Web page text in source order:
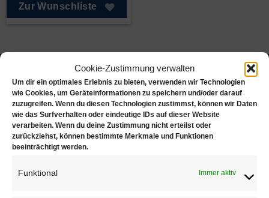
Cookie-Zustimmung verwalten
Um dir ein optimales Erlebnis zu bieten, verwenden wir Technologien
wie Cookies, um Geräteinformationen zu speichern und/oder darauf
zuzugreifen. Wenn du diesen Technologien zustimmst, können wir Daten
wie das Surfverhalten oder eindeutige IDs auf dieser Website
verarbeiten. Wenn du deine Zustimmung nicht erteilst oder
zurückziehst, können bestimmte Merkmale und Funktionen
beeinträchtigt werden.
Funktional Immer aktiv
Zur Wunschliste
Juwelierbedarf KÖLN
Juwelierbedarf KÖLN und seine operativen Einheiten
in Deutschland sind in ein weltweites Netzwerk von
Unternehmen eingebunden, die sich alle demselben
den Bedürfnissen des Kunden.